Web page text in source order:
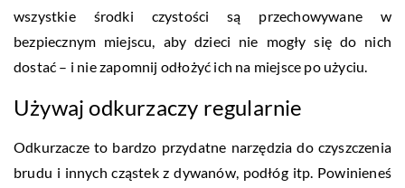
wszystkie środki czystości są przechowywane w
bezpiecznym miejscu, aby dzieci nie mogły się do nich
dostać – i nie zapomnij odłożyć ich na miejsce po użyciu.
Używaj odkurzaczy regularnie
Odkurzacze to bardzo przydatne narzędzia do czyszczenia
brudu i innych cząstek z dywanów, podłóg itp. Powinieneś